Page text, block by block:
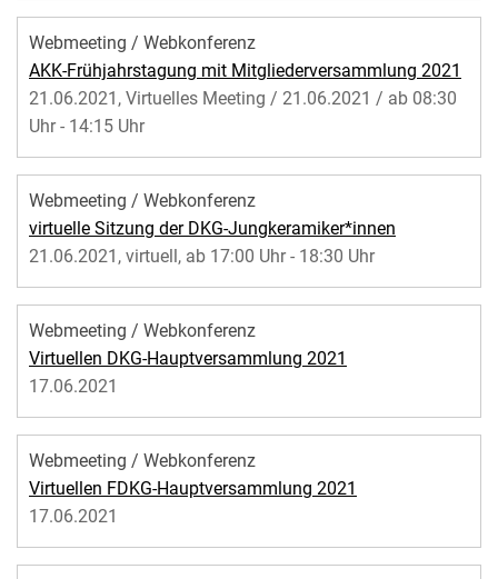
Webmeeting / Webkonferenz
AKK-Frühjahrstagung mit Mitgliederversammlung 2021
21.06.2021, Virtuelles Meeting / 21.06.2021 / ab 08:30
Uhr - 14:15 Uhr
Webmeeting / Webkonferenz
virtuelle Sitzung der DKG-Jungkeramiker*innen
21.06.2021, virtuell, ab 17:00 Uhr - 18:30 Uhr
Webmeeting / Webkonferenz
Virtuellen DKG-Hauptversammlung 2021
17.06.2021
Webmeeting / Webkonferenz
Virtuellen FDKG-Hauptversammlung 2021
17.06.2021